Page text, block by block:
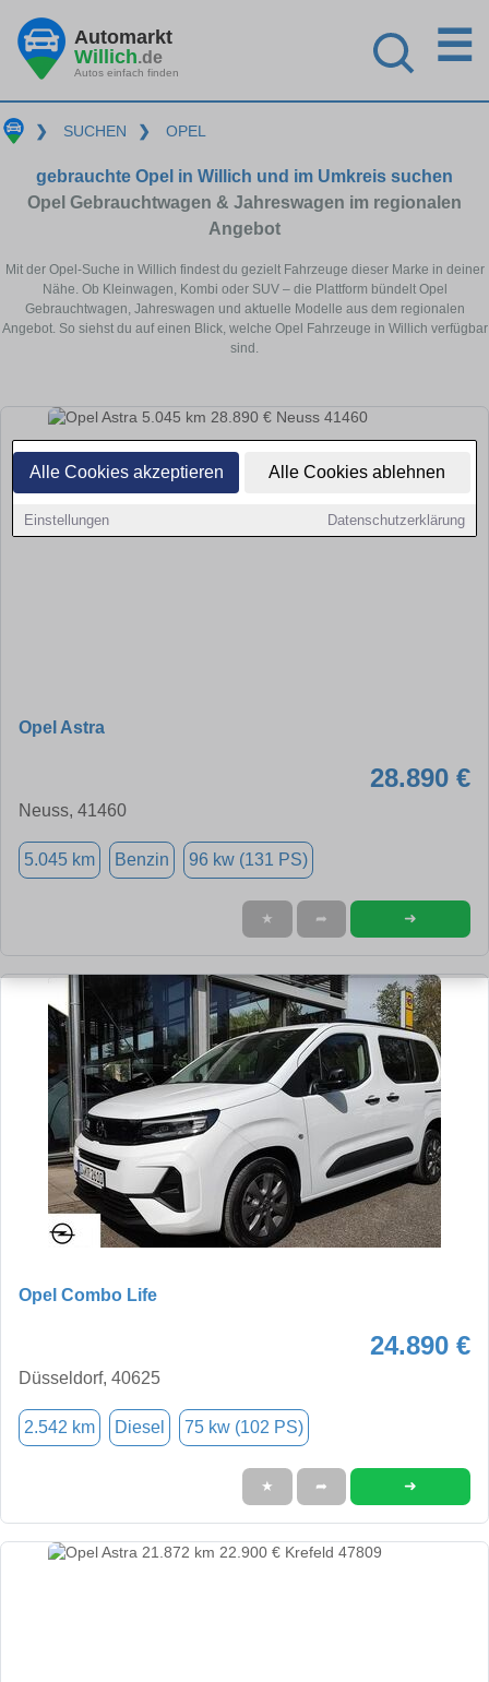
Alle Cookies akzeptieren Alle Cookies ablehnen
Einstellungen Datenschutzerklärung
Automarkt
Willich.de
Autos einfach finden
☰
❯ SUCHEN ❯ OPEL
gebrauchte Opel in Willich und im Umkreis suchen
Opel Gebrauchtwagen & Jahreswagen im regionalen
Angebot
Mit der Opel-Suche in Willich findest du gezielt Fahrzeuge dieser Marke in deiner
Nähe. Ob Kleinwagen, Kombi oder SUV – die Plattform bündelt Opel
Gebrauchtwagen, Jahreswagen und aktuelle Modelle aus dem regionalen
Angebot. So siehst du auf einen Blick, welche Opel Fahrzeuge in Willich verfügbar
sind.
Opel Astra
28.890 €
Neuss, 41460
5.045 km Benzin 96 kw (131 PS)
★ ➦ ➜
Opel Combo Life
24.890 €
Düsseldorf, 40625
2.542 km Diesel 75 kw (102 PS)
★ ➦ ➜